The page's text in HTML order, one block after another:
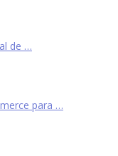
de …
para …